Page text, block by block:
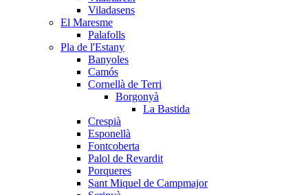
Viladasens
El Maresme
Palafolls
Pla de l'Estany
Banyoles
Camós
Cornellà de Terri
Borgonyà
La Bastida
Crespià
Esponellà
Fontcoberta
Palol de Revardit
Porqueres
Sant Miquel de Campmajor